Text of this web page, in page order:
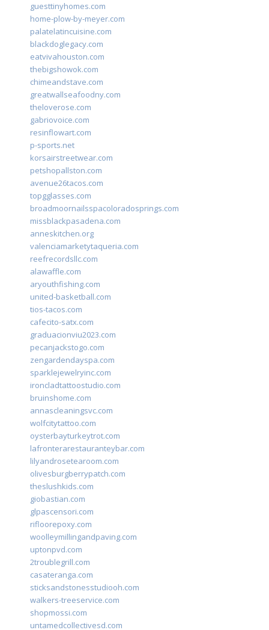
guesttinyhomes.com
home-plow-by-meyer.com
palatelatincuisine.com
blackdoglegacy.com
eatvivahouston.com
thebigshowok.com
chimeandstave.com
greatwallseafoodny.com
theloverose.com
gabriovoice.com
resinflowart.com
p-sports.net
korsairstreetwear.com
petshopallston.com
avenue26tacos.com
topgglasses.com
broadmoornailsspacoloradosprings.com
missblackpasadena.com
anneskitchen.org
valenciamarketytaqueria.com
reefrecordsllc.com
alawaffle.com
aryouthfishing.com
united-basketball.com
tios-tacos.com
cafecito-satx.com
graduacionviu2023.com
pecanjackstogo.com
zengardendayspa.com
sparklejewelryinc.com
ironcladtattoostudio.com
bruinshome.com
annascleaningsvc.com
wolfcitytattoo.com
oysterbayturkeytrot.com
lafronterarestauranteybar.com
lilyandrosetearoom.com
olivesburgberrypatch.com
theslushkids.com
giobastian.com
glpascensori.com
rifloorepoxy.com
woolleymillingandpaving.com
uptonpvd.com
2troublegrill.com
casateranga.com
sticksandstonesstudiooh.com
walkers-treeservice.com
shopmossi.com
untamedcollectivesd.com